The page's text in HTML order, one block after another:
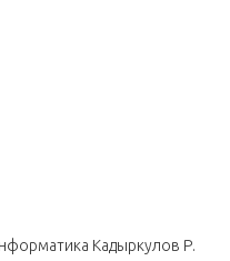
Кадыркулов Р.